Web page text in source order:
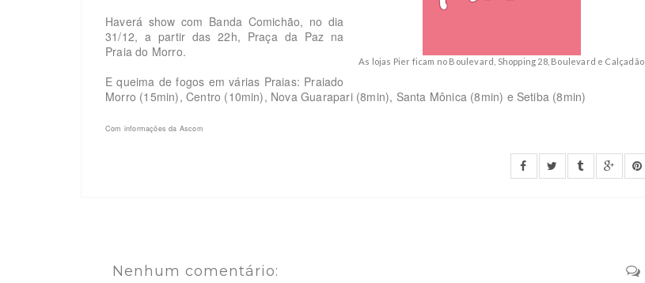
As lojas Pier ficam no Boulevard, Shopping 28, Boulevard e Calçadão
Haverá show com Banda Comichão, no dia
31/12, a partir das 22h, Praça da Paz na
Praia do Morro.
E queima de fogos em várias Praias: Praiado
Morro (15min), Centro (10min), Nova Guarapari (8min), Santa Mônica (8min) e Setiba (8min)
Com informações da Ascom
Nenhum comentário: